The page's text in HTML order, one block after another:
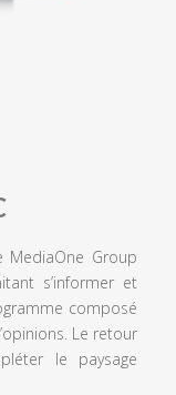
Group
s’informer et
composé
Le retour
le paysage